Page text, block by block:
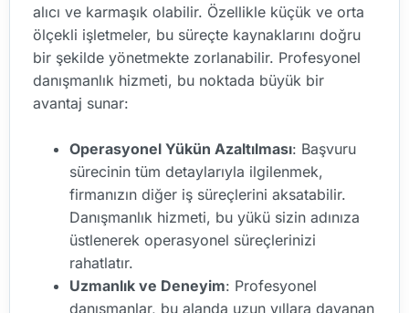
alıcı ve karmaşık olabilir. Özellikle küçük ve orta
ölçekli işletmeler, bu süreçte kaynaklarını doğru
bir şekilde yönetmekte zorlanabilir. Profesyonel
danışmanlık hizmeti, bu noktada büyük bir
avantaj sunar:
Operasyonel Yükün Azaltılması: Başvuru
sürecinin tüm detaylarıyla ilgilenmek,
firmanızın diğer iş süreçlerini aksatabilir.
Danışmanlık hizmeti, bu yükü sizin adınıza
üstlenerek operasyonel süreçlerinizi
rahatlatır.
Uzmanlık ve Deneyim: Profesyonel
danışmanlar, bu alanda uzun yıllara dayanan